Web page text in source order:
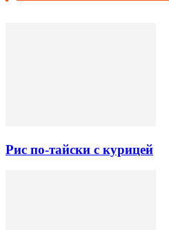
Рис по-тайски с курицей